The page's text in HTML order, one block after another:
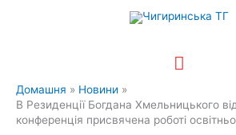
Головне
меню
Домашня
Новини
В Резиденції Богдана Хмельницького
конференція присвячена роботі